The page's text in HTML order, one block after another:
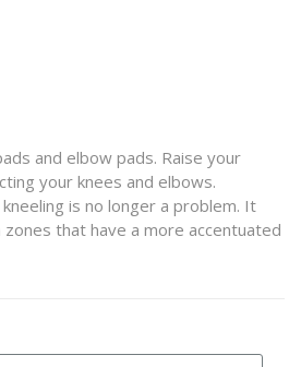
and elbow pads. Raise your
your knees and elbows.
is no longer a problem. It
that have a more accentuated